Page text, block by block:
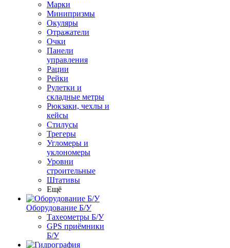
Марки
Минипризмы
Окуляры
Отражатели
Очки
Панели
управления
Рации
Рейки
Рулетки и
складные метры
Рюкзаки, чехлы и
кейсы
Стилусы
Трегеры
Угломеры и
уклономеры
Уровни
строительные
Штативы
Ещё
Оборудование Б/У
Тахеометры Б/У
GPS приёмники
Б/У